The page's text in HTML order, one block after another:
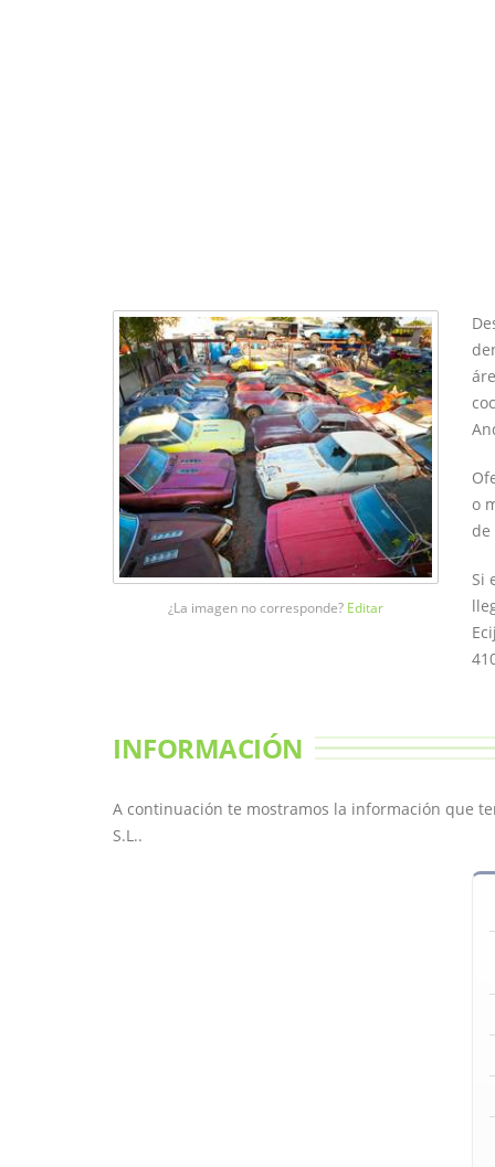
¿La imagen no corresponde? Editar
o
Si
INFORMACIÓN
A continuación te mostramos la información que
S.L..